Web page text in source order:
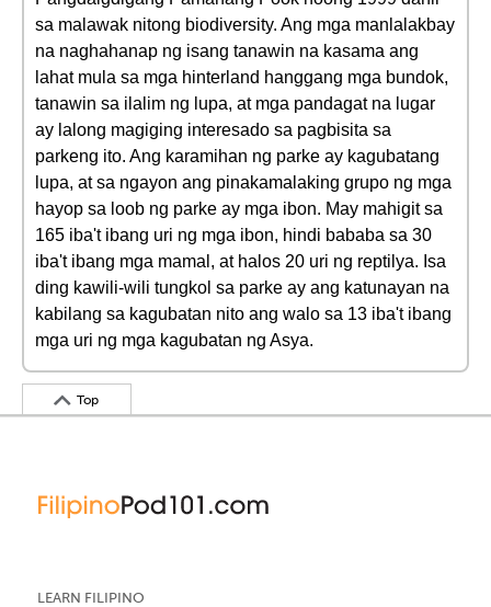
sa malawak nitong biodiversity. Ang mga manlalakbay
na naghahanap ng isang tanawin na kasama ang
lahat mula sa mga hinterland hanggang mga bundok,
tanawin sa ilalim ng lupa, at mga pandagat na lugar
ay lalong magiging interesado sa pagbisita sa
parkeng ito. Ang karamihan ng parke ay kagubatang
lupa, at sa ngayon ang pinakamalaking grupo ng mga
hayop sa loob ng parke ay mga ibon. May mahigit sa
165 iba't ibang uri ng mga ibon, hindi bababa sa 30
iba't ibang mga mamal, at halos 20 uri ng reptilya. Isa
ding kawili-wili tungkol sa parke ay ang katunayan na
kabilang sa kagubatan nito ang walo sa 13 iba't ibang
mga uri ng mga kagubatan ng Asya.
Top
LEARN FILIPINO